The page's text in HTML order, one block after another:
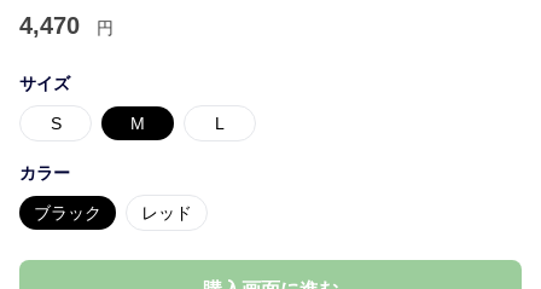
4,470 円
サイズ
S M L
カラー
ブラック レッド